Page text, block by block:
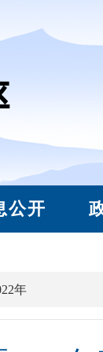
公开
年